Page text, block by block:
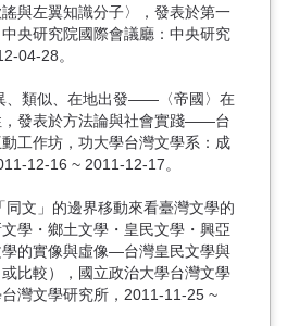
與左翼知識分子〉，發表於第一
央研究院國際會議廳：中央研究
04-28。
、類似、在地出發——〈帝國〉在
發表於方法論與社會實踐——台
工作坊，功大學台灣文學系：成
12-16 ~ 2011-12-17。
同文」的邊界移動來看臺灣文學的
學・鄉土文學・皇民文學・興亞
的實像與虛像—台灣皇民文學與
比較），國立政治大學台灣文學
灣文學研究所，2011-11-25 ~